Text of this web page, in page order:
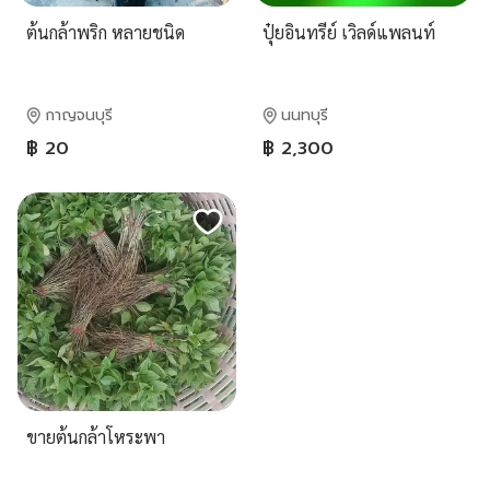
ต้นกล้าพริก หลายชนิด
กาญจนบุรี
฿ 20
ปุ๋ยอินทรีย์ เวิลด์แพลนท์
นนทบุรี
฿ 2,300
ขายต้นกล้าโหระพา